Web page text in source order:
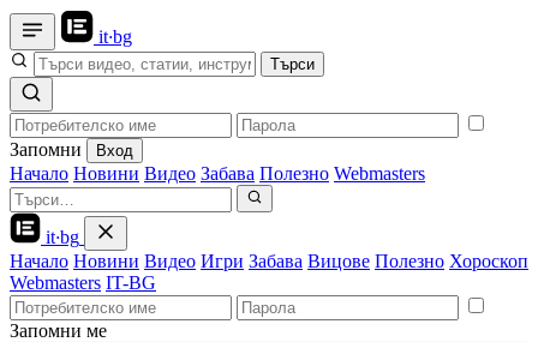
it·bg
Търси
Запомни Вход
Начало Новини Видео Забава Полезно Webmasters
it·bg
Начало Новини Видео Игри Забава Вицове Полезно Хороскоп
Webmasters IT-BG
Запомни ме